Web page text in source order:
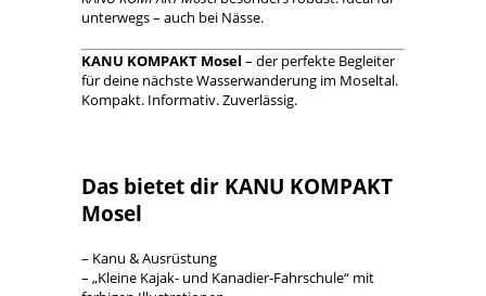
unterwegs – auch bei Nässe.
KANU KOMPAKT Mosel – der perfekte Begleiter
für deine nächste Wasserwanderung im Moseltal.
Kompakt. Informativ. Zuverlässig.
Das bietet dir KANU KOMPAKT
Mosel
– Kanu & Ausrüstung
– „Kleine Kajak- und Kanadier-Fahrschule“ mit